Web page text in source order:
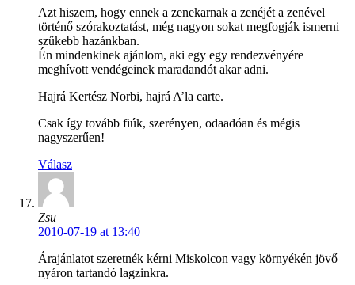
Azt hiszem, hogy ennek a zenekarnak a zenéjét a zenével
történő szórakoztatást, még nagyon sokat megfogják ismerni
szűkebb hazánkban.
Én mindenkinek ajánlom, aki egy egy rendezvényére
meghívott vendégeinek maradandót akar adni.
Hajrá Kertész Norbi, hajrá A’la carte.
Csak így tovább fiúk, szerényen, odaadóan és mégis
nagyszerűen!
Válasz
Zsu
2010-07-19 at 13:40
Árajánlatot szeretnék kérni Miskolcon vagy környékén jövő
nyáron tartandó lagzinkra.